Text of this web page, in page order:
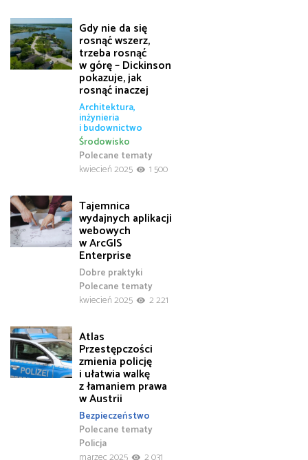
Gdy nie da się
rosnąć wszerz,
trzeba rosnąć
w górę – Dickinson
pokazuje, jak
rosnąć inaczej
Architektura,
inżynieria
i budownictwo
Polecane tematy
Środowisko
kwiecień 2025
1 500
Tajemnica
wydajnych aplikacji
webowych
w ArcGIS
Enterprise
Dobre praktyki
Polecane tematy
kwiecień 2025
2 221
Atlas
Przestępczości
zmienia policję
i ułatwia walkę
z łamaniem prawa
w Austrii
Bezpieczeństwo
Polecane tematy
Policja